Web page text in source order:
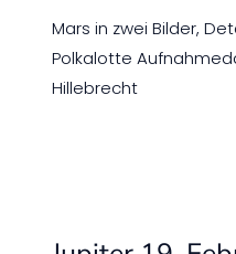
Mars in zwei Bilder,
Polkalotte
Hillebrecht